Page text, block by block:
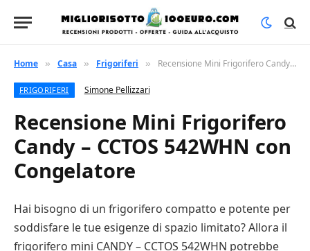
Home » Casa » Frigoriferi » Recensione Mini Frigorifero Candy – CCTOS 542WHN con Congelatore
FRIGORIFERI Simone Pellizzari
Recensione Mini Frigorifero
Candy – CCTOS 542WHN con
Congelatore
Hai bisogno di un frigorifero compatto e potente per
soddisfare le tue esigenze di spazio limitato? Allora il
frigorifero mini CANDY – CCTOS 542WHN potrebbe